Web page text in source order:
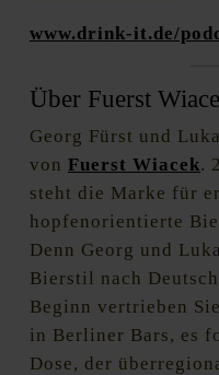
www.drink-it.de/
Über Fuerst
Georg Fürst und
von Fuerst Wiacek.
steht die Marke für
hopfenorientierte
Denn Georg und
Bierstil nach
Beginn vertrieben
in Berliner Bars, es
Dose, der